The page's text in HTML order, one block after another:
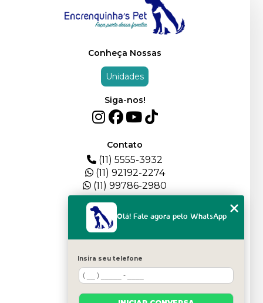
Conheça Nossas
Unidades
Siga-nos!
Contato
(11) 5555-3932
(11) 92192-2274
(11) 99786-2980
QUEM SOMOS
PLANTEL
BLOG
SERVIÇOS
Olá! Fale agora pelo WhatsApp
Insira seu telefone